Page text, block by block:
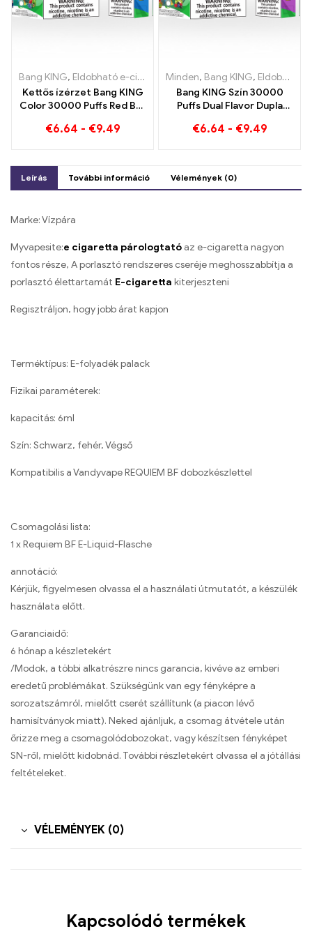
Bang KING, Eldobható e-cigaretta ,Eldobható e-cigaretta Litvánia
Kettős ízérzet Bang KING
Color 30000 Puffs Red Bull
30000 Szívja az
€6.64 - €9.49
Minden, Bang KING, Eldobható e-cigaretta Litvánia
Bang KING Szín 30000
Puffs Dual Flavor Dupla
savanyú almás málnával
€6.64 - €9.49
Leírás További információ Vélemények (0)
Marke: Vízpára
Myvapesite:e cigaretta párologtató az e-cigaretta nagyon
fontos része, A porlasztó rendszeres cseréje meghosszabbítja a
porlasztó élettartamát E-cigaretta kiterjeszteni
Regisztráljon, hogy jobb árat kapjon
Terméktípus: E-folyadék palack
Fizikai paraméterek:
kapacitás: 6ml
Szín: Schwarz, fehér, Végső
Kompatibilis a Vandyvape REQUIEM BF dobozkészlettel
Csomagolási lista:
1 x Requiem BF E-Liquid-Flasche
annotáció:
Kérjük, figyelmesen olvassa el a használati útmutatót, a készülék
használata előtt.
Garanciaidő:
6 hónap a készletekért
/Modok, a többi alkatrészre nincs garancia, kivéve az emberi
eredetű problémákat. Szükségünk van egy fényképre a
sorozatszámról, mielőtt cserét szállítunk (a piacon lévő
hamisítványok miatt). Neked ajánljuk, a csomag átvétele után
őrizze meg a csomagolódobozokat, vagy készítsen fényképet
SN-ről, mielőtt kidobnád. További részletekért olvassa el a jótállási
feltételeket.
VÉLEMÉNYEK (0)
Kapcsolódó termékek